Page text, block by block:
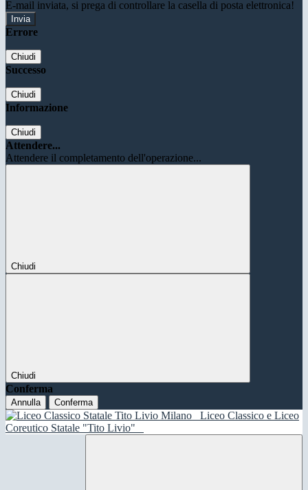
E-mail inviata, si prega di controllare la casella di posta elettronica!
Errore
Chiudi
Successo
Chiudi
Informazione
Chiudi
Attendere...
Attendere il completamento dell'operazione...
Chiudi
Chiudi
Conferma
Annulla Conferma
Liceo Classico e Liceo
Coreutico Statale "Tito Livio"